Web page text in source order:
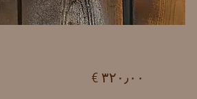
السعر